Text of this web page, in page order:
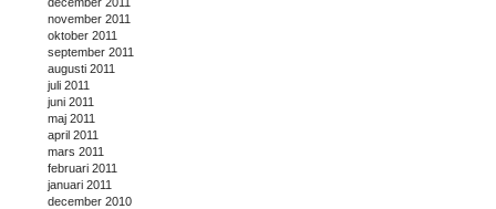
november 2011
oktober 2011
september 2011
augusti 2011
juli 2011
juni 2011
maj 2011
april 2011
mars 2011
februari 2011
januari 2011
december 2010